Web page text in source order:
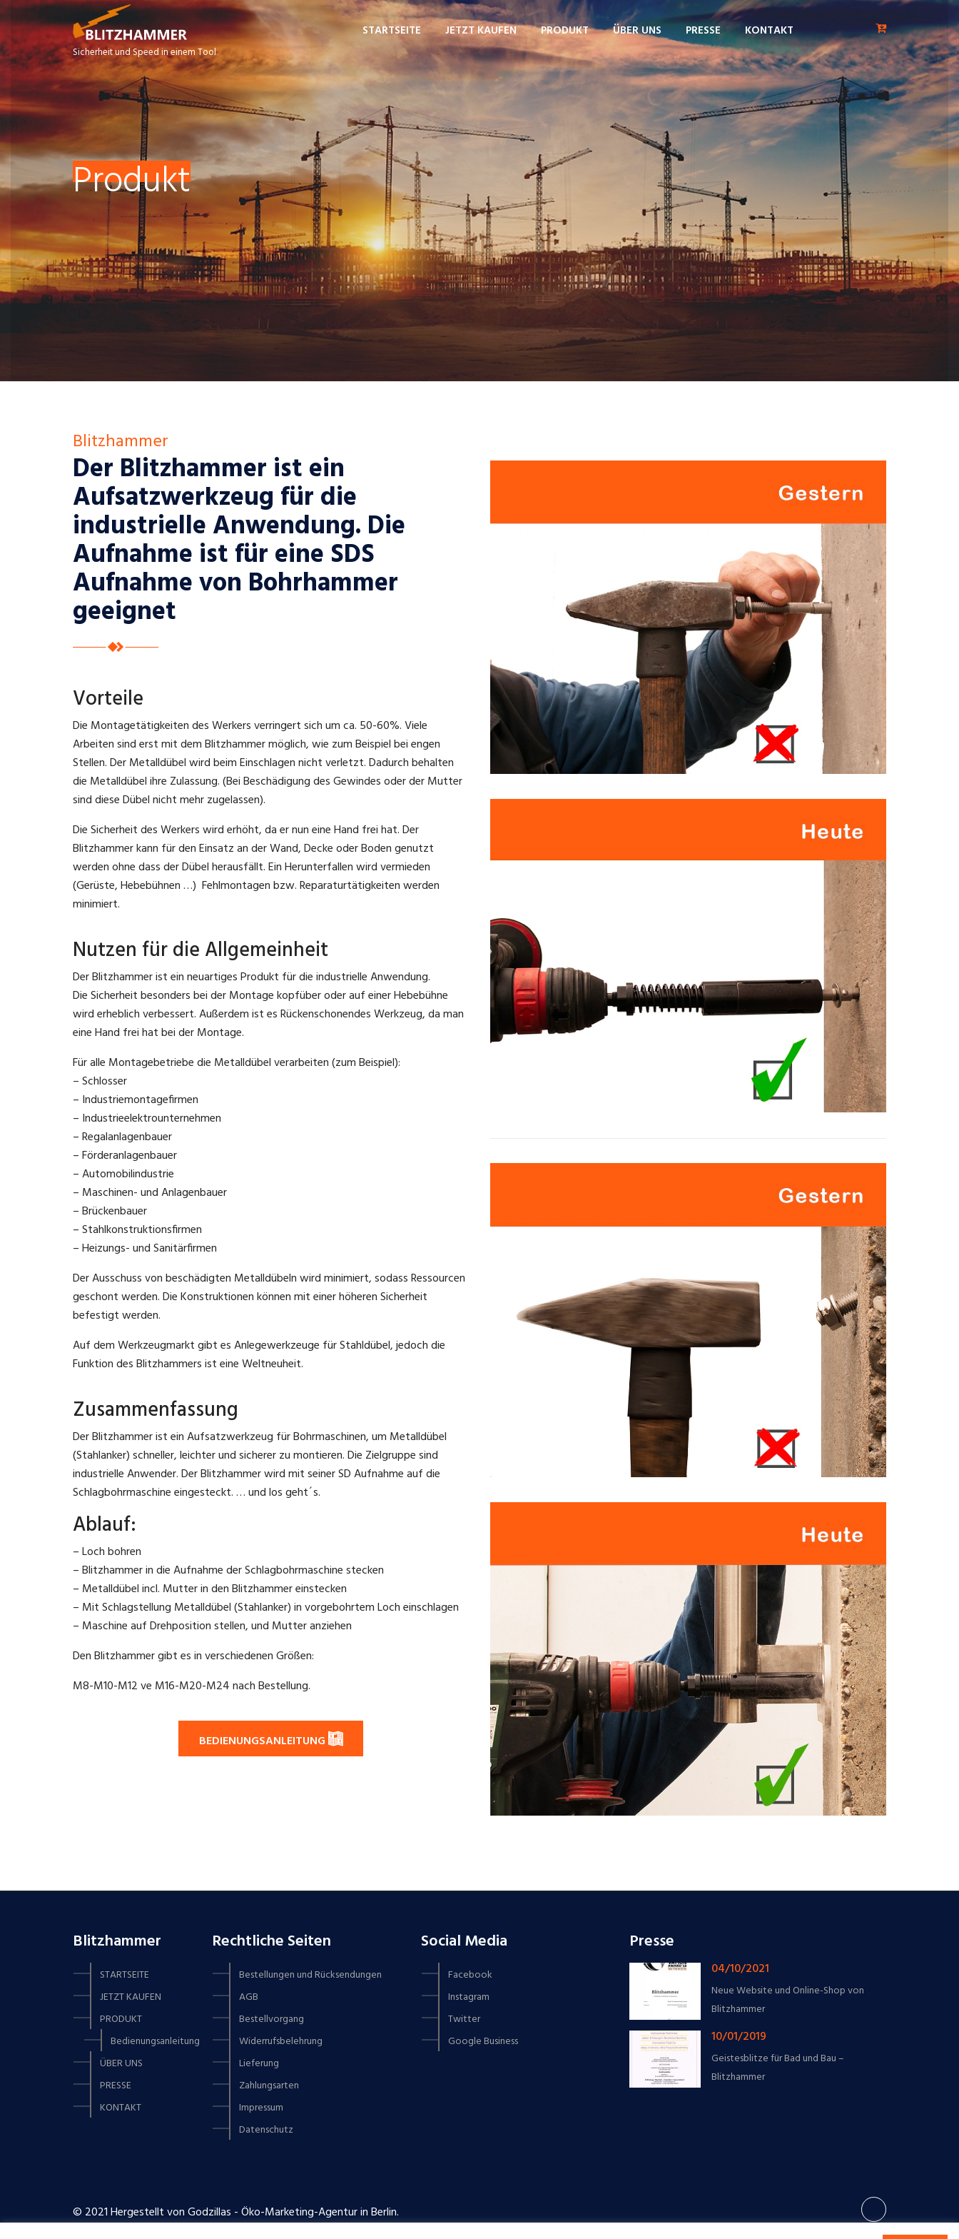
Sicherheit und Speed in einem Tool
STARTSEITE JETZT KAUFEN PRODUKT ÜBER UNS PRESSE KONTAKT
Produkt
Blitzhammer
Der Blitzhammer ist ein
Aufsatzwerkzeug für die
industrielle Anwendung. Die
Aufnahme ist für eine SDS
Aufnahme von Bohrhammer
geeignet
Vorteile
Die Montagetätigkeiten des Werkers verringert sich um ca. 50-60%. Viele
Arbeiten sind erst mit dem Blitzhammer möglich, wie zum Beispiel bei engen
Stellen. Der Metalldübel wird beim Einschlagen nicht verletzt. Dadurch behalten
die Metalldübel ihre Zulassung. (Bei Beschädigung des Gewindes oder der Mutter
sind diese Dübel nicht mehr zugelassen).
Die Sicherheit des Werkers wird erhöht, da er nun eine Hand frei hat. Der
Blitzhammer kann für den Einsatz an der Wand, Decke oder Boden genutzt
werden ohne dass der Dübel herausfällt. Ein Herunterfallen wird vermieden
(Gerüste, Hebebühnen …) Fehlmontagen bzw. Reparaturtätigkeiten werden
minimiert.
Nutzen für die Allgemeinheit
Der Blitzhammer ist ein neuartiges Produkt für die industrielle Anwendung.
Die Sicherheit besonders bei der Montage kopfüber oder auf einer Hebebühne
wird erheblich verbessert. Außerdem ist es Rückenschonendes Werkzeug, da man
eine Hand frei hat bei der Montage.
Für alle Montagebetriebe die Metalldübel verarbeiten (zum Beispiel):
– Schlosser
– Industriemontagefirmen
– Industrieelektrounternehmen
– Regalanlagenbauer
– Förderanlagenbauer
– Automobilindustrie
– Maschinen- und Anlagenbauer
– Brückenbauer
– Stahlkonstruktionsfirmen
– Heizungs- und Sanitärfirmen
Der Ausschuss von beschädigten Metalldübeln wird minimiert, sodass Ressourcen
geschont werden. Die Konstruktionen können mit einer höheren Sicherheit
befestigt werden.
Auf dem Werkzeugmarkt gibt es Anlegewerkzeuge für Stahldübel, jedoch die
Funktion des Blitzhammers ist eine Weltneuheit.
Zusammenfassung
Der Blitzhammer ist ein Aufsatzwerkzeug für Bohrmaschinen, um Metalldübel
(Stahlanker) schneller, leichter und sicherer zu montieren. Die Zielgruppe sind
industrielle Anwender. Der Blitzhammer wird mit seiner SD Aufnahme auf die
Schlagbohrmaschine eingesteckt. … und los geht´s.
Ablauf:
– Loch bohren
– Blitzhammer in die Aufnahme der Schlagbohrmaschine stecken
– Metalldübel incl. Mutter in den Blitzhammer einstecken
– Mit Schlagstellung Metalldübel (Stahlanker) in vorgebohrtem Loch einschlagen
– Maschine auf Drehposition stellen, und Mutter anziehen
Den Blitzhammer gibt es in verschiedenen Größen:
M8-M10-M12 ve M16-M20-M24 nach Bestellung.
BEDIENUNGSANLEITUNG
Blitzhammer
STARTSEITE
JETZT KAUFEN
PRODUKT
Bedienungsanleitung
ÜBER UNS
PRESSE
KONTAKT
Rechtliche Seiten
Bestellungen und Rücksendungen
AGB
Bestellvorgang
Widerrufsbelehrung
Lieferung
Zahlungsarten
Impressum
Datenschutz
Social Media
Facebook
Instagram
Twitter
Google Business
Presse
04/10/2021
Neue Website und Online-Shop von
Blitzhammer
10/01/2019
Geistesblitze für Bad und Bau –
Blitzhammer
© 2021 Hergestellt von Godzillas - Öko-Marketing-Agentur in Berlin.